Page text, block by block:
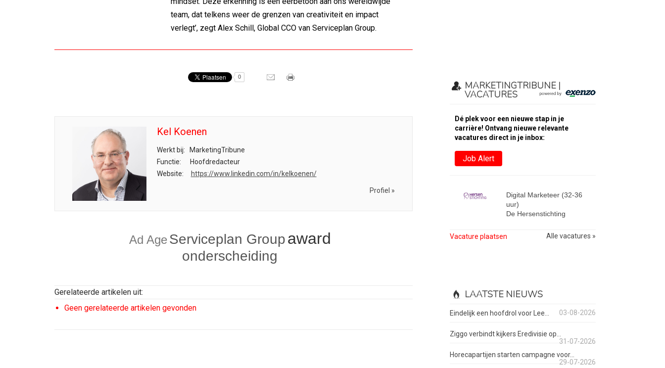
team, dat telkens weer de grenzen van creativiteit en impact
verlegt’, zegt Alex Schill, Global CCO van Serviceplan Group.
0
Kel Koenen
Werkt bij:
MarketingTribune
Functie:
Hoofdredacteur
Website:
https://www.linkedin.com/in/kelkoenen/
Profiel »
Ad AgeServiceplan Groupaward
onderscheiding
Gerelateerde artikelen uit:
Geen gerelateerde artikelen gevonden
MARKETINGTRIBUNE |
VACATURES
Dé plek voor een nieuwe stap in je
carrière! Ontvang nieuwe relevante
vacatures direct in je inbox:
Job Alert
Digital Marketeer (32-36
uur)
De Hersenstichting
Vacature plaatsen Alle vacatures »
LAATSTE NIEUWS
Eindelijk een hoofdrol voor Lee... 03-08-2026
Ziggo verbindt kijkers Eredivisie op...
31-07-2026
Horecapartijen starten campagne voor...
29-07-2026